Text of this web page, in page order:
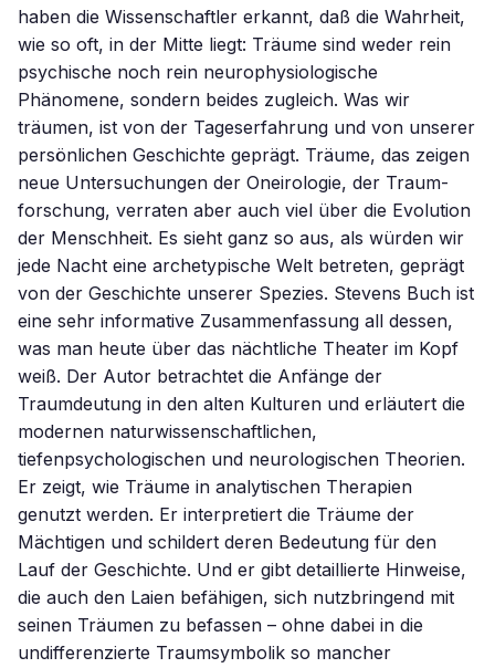
haben die Wissenschaftler erkannt, daß die Wahrheit,
wie so oft, in der Mitte liegt: Träume sind weder rein
psychische noch rein neurophysiologische
Phänomene, sondern beides zugleich. Was wir
träumen, ist von der Tageserfahrung und von unserer
persönlichen Geschichte geprägt. Träume, das zeigen
neue Untersuchungen der Oneirologie, der Traum-
forschung, verraten aber auch viel über die Evolution
der Menschheit. Es sieht ganz so aus, als würden wir
jede Nacht eine archetypische Welt betreten, geprägt
von der Geschichte unserer Spezies. Stevens Buch ist
eine sehr informative Zusammenfassung all dessen,
was man heute über das nächtliche Theater im Kopf
weiß. Der Autor betrachtet die Anfänge der
Traumdeutung in den alten Kulturen und erläutert die
modernen naturwissenschaftlichen,
tiefenpsychologischen und neurologischen Theorien.
Er zeigt, wie Träume in analytischen Therapien
genutzt werden. Er interpretiert die Träume der
Mächtigen und schildert deren Bedeutung für den
Lauf der Geschichte. Und er gibt detaillierte Hinweise,
die auch den Laien befähigen, sich nutzbringend mit
seinen Träumen zu befassen – ohne dabei in die
undifferenzierte Traumsymbolik so mancher